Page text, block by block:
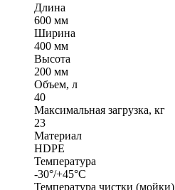
Длина
600 мм
Ширина
400 мм
Высота
200 мм
Объем, л
40
Максимальная загрузка, кг
23
Материал
HDPE
Температура
-30°/+45°С
Температура чистки (мойки)